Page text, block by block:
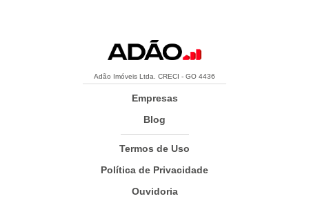
Adão Imóveis Ltda. CRECI - GO 4436
Empresas
Blog
Termos de Uso
Política de Privacidade
Ouvidoria